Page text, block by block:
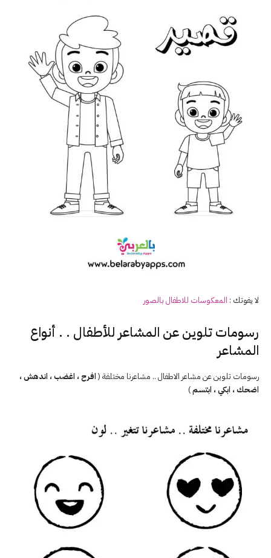
لا يفوتك : المعكوسات للاطفال بالصور
رسومات تلوين عن المشاعر للأطفال . . أنواع
المشاعر
رسومات تلوين عن مشاعر الاطفال .. مشاعرنا مختلفة (افرح ، اغضب ، اندهش ،
اضحك ، ابكي ، ابتسم)